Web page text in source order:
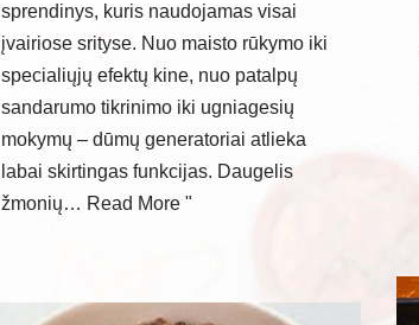
sprendinys, kuris naudojamas visai
įvairiose srityse. Nuo maisto rūkymo iki
specialiųjų efektų kine, nuo patalpų
sandarumo tikrinimo iki ugniagesių
mokymų – dūmų generatoriai atlieka
labai skirtingas funkcijas. Daugelis
žmonių… Read More "